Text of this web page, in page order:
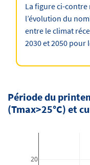
La figure ci-contre
l’évolution du
entre le climat
2030 et 2050
Période du
(Tmax>25°C) et
20